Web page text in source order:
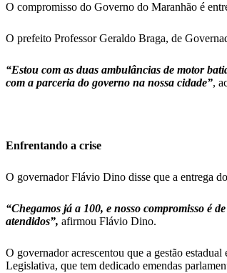
O compromisso do Governo do Maranhão é
O prefeito Professor Geraldo Braga, de
“Estou com as duas ambulâncias de motor
com a parceria do governo na nossa cidade”,
Enfrentando a crise
O governador Flávio Dino disse que a entrega
“Chegamos já a 100, e nosso compromisso é
atendidos”, afirmou Flávio Dino.
O governador acrescentou que a gestão
Legislativa, que tem dedicado emendas